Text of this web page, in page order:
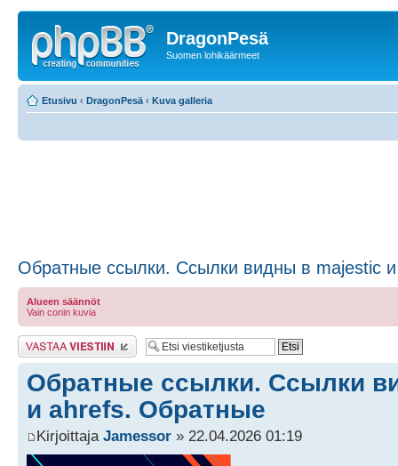
DragonPesä
Suomen lohikäärmeet
Etusivu ‹ DragonPesä ‹ Kuva galleria
Обратные ссылки. Cсылки видны в majestic
Alueen säännöt
Vain conin kuvia
Lähetä vastaus
Обратные ссылки. Cсылки
и ahrefs. Обратные
Kirjoittaja Jamessor » 22.04.2026 01:19